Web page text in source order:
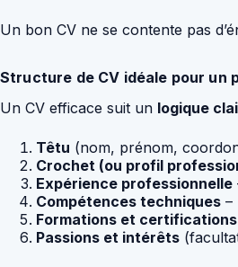
Un bon CV ne se contente pas
Structure de CV idéale pour un
Un CV efficace suit un logique
Têtu (nom, prénom,
Crochet (ou profil
Expérience professionnelle
Compétences techniques –
Formations et certifications
Passions et intérêts